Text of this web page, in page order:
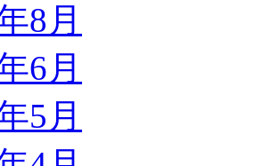
8月
6月
5月